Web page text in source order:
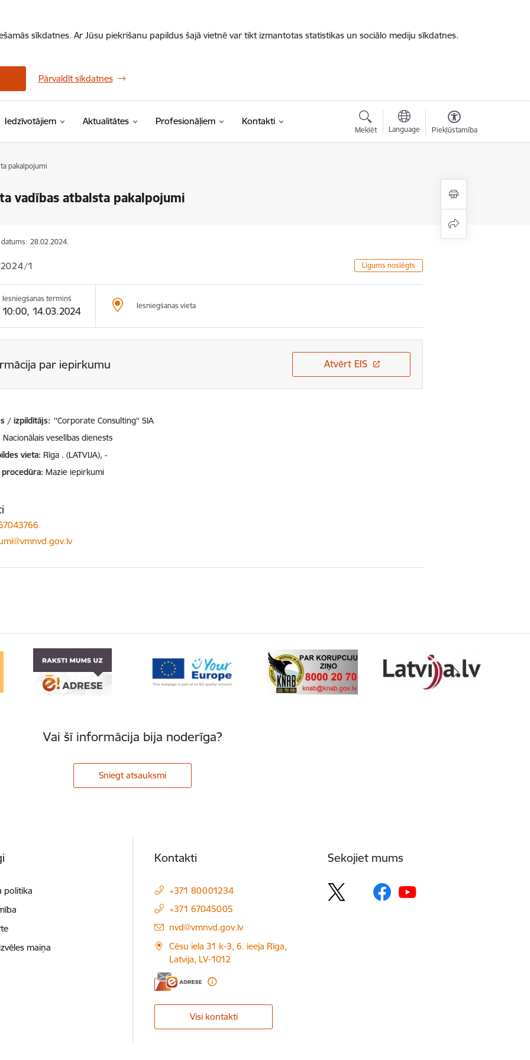
sīkdatnes. Ar Jūsu piekrišanu papildus šajā vietnē var tikt izmantotas statistikas un sociālo mediju sīkdatnes.
Pārvaldīt sīkdatnes
Iedzīvotājiem Aktualitātes Profesionāļiem Kontakti
Meklēt Language Piekļūstamība
pakalpojumi
vadības atbalsta pakalpojumi
28.02.2024.
1 Līgums noslēgts
Iesniegšanas termiņš
10:00, 14.03.2024 Iesniegšanas vieta
par iepirkumu Atvērt EIS
/ izpildītājs: ''Corporate Consulting'' SIA
Nacionālais veselības dienests
vieta Rīga . (LATVIJA), -
Mazie iepirkumi
Vai šī informācija bija noderīga?
Sniegt atsauksmi
politika
maiņa
Kontakti
+371 80001234
+371 67045005
E-pasts:
nvd@vmnvd.gov.lv
Cēsu iela 31 k-3, 6. ieeja Rīga,
Latvija, LV-1012
Visi kontakti
Sekojiet mums